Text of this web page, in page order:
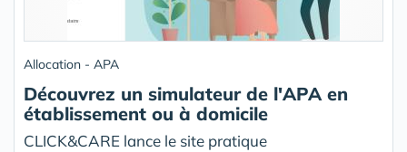
Allocation - APA
Découvrez un simulateur de l'APA en
établissement ou à domicile
CLICK&CARE lance le site pratique